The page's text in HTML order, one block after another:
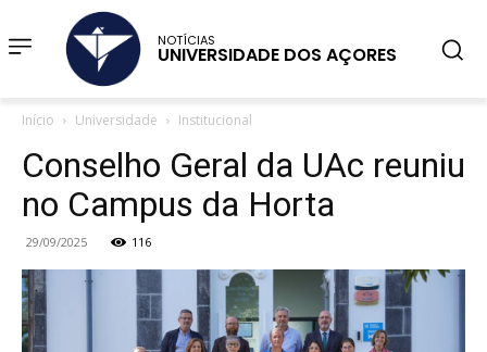
NOTÍCIAS
UNIVERSIDADE DOS AÇORES
Início Universidade Institucional
Conselho Geral da UAc reuniu
no Campus da Horta
29/09/2025 116